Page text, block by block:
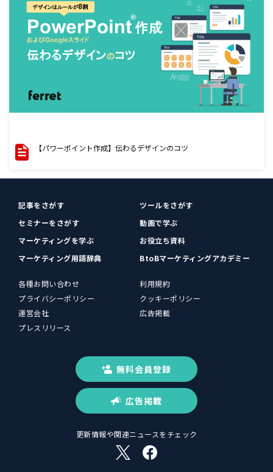
【パワーポイント作成】伝わるデザインのコツ
記事をさがす
ツールをさがす
セミナーをさがす
動画で学ぶ
マーケティングを学ぶ
お役立ち資料
マーケティング用語辞典
BtoBマーケティングアカデミー
各種お問い合わせ
利用規約
プライバシーポリシー
クッキーポリシー
運営会社
広告掲載
プレスリリース
無料会員登録
広告掲載
更新情報や関連ニュースをチェック